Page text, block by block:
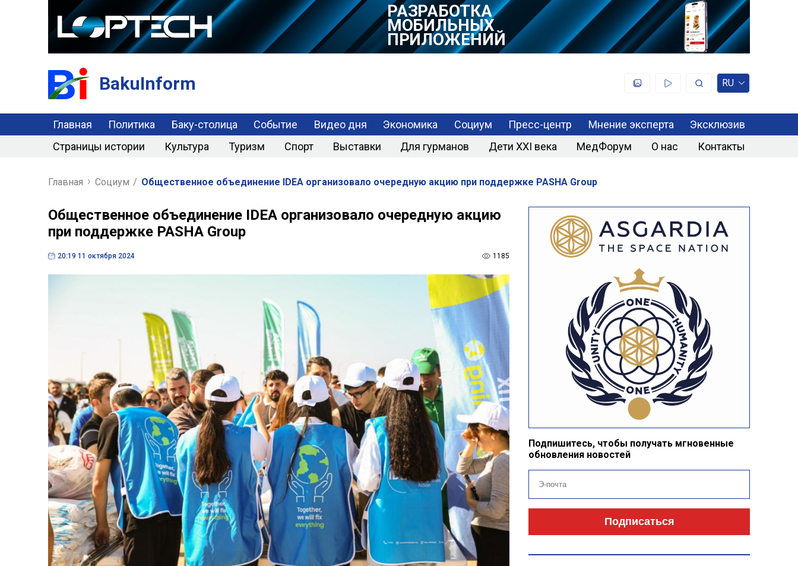
РАЗРАБОТКА
МОБИЛЬНЫХ
ПРИЛОЖЕНИЙ
BakuInform RU
Главная Политика Баку-столица Событие Видео дня Экономика Социум Пресс-центр Мнение эксперта
Эксклюзив
Страницы истории
Культура Туризм Спорт Выставки Для гурманов Дети XXI века МедФорум О нас Контакты
Главная Социум / Общественное объединение IDEA организовало очередную акцию при поддержке PASHA Group
Общественное объединение IDEA организовало очередную акцию
при поддержке PASHA Group
20:19 11 октября 2024 1185
Подпишитесь, чтобы получать мгновенные
обновления новостей
Подписаться